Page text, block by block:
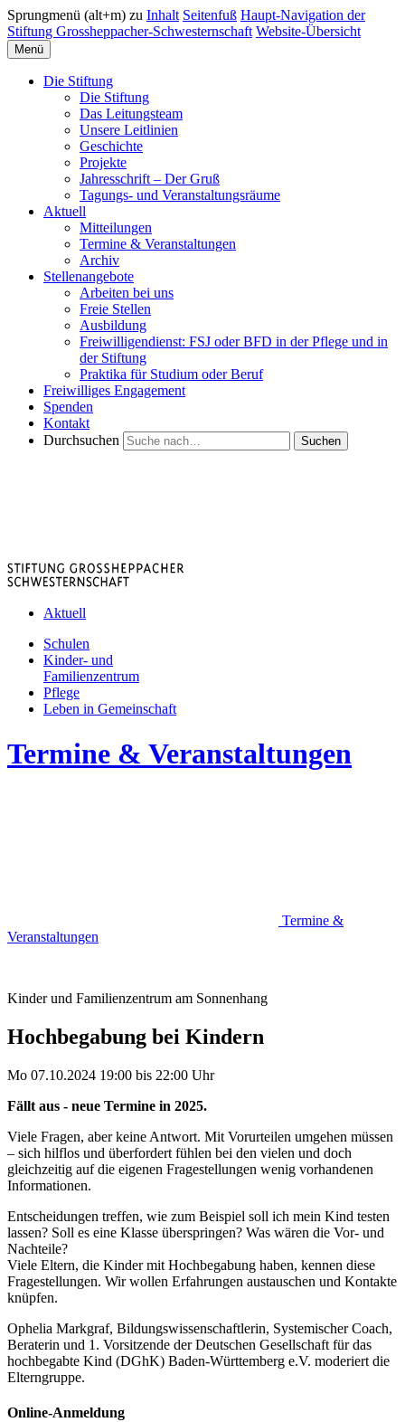
Sprungmenü (alt+m) zu Inhalt Seitenfuß Haupt-Navigation der
Stiftung Grossheppacher-Schwesternschaft Website-Übersicht
Menü
Die Stiftung
Die Stiftung
Das Leitungsteam
Unsere Leitlinien
Geschichte
Projekte
Jahresschrift – Der Gruß
Tagungs- und Veranstaltungsräume
Aktuell
Mitteilungen
Termine & Veranstaltungen
Archiv
Stellenangebote
Arbeiten bei uns
Freie Stellen
Ausbildung
Freiwilligendienst: FSJ oder BFD in der Pflege und in
der Stiftung
Praktika für Studium oder Beruf
Freiwilliges Engagement
Spenden
Kontakt
Durchsuchen
Suchen
Aktuell
Schulen
Kinder- und
Familienzentrum
Pflege
Leben in Gemeinschaft
Termine & Veranstaltungen
Termine &
Veranstaltungen
Kinder und Familienzentrum am Sonnenhang
Hochbegabung bei Kindern
Mo 07.10.2024 19:00 bis 22:00 Uhr
Fällt aus - neue Termine in 2025.
Viele Fragen, aber keine Antwort. Mit Vorurteilen umgehen müssen
– sich hilflos und überfordert fühlen bei den vielen und doch
gleichzeitig auf die eigenen Fragestellungen wenig vorhandenen
Informationen.
Entscheidungen treffen, wie zum Beispiel soll ich mein Kind testen
lassen? Soll es eine Klasse überspringen? Was wären die Vor- und
Nachteile?
Viele Eltern, die Kinder mit Hochbegabung haben, kennen diese
Fragestellungen. Wir wollen Erfahrungen austauschen und Kontakte
knüpfen.
Ophelia Markgraf, Bildungswissenschaftlerin, Systemischer Coach,
Beraterin und 1. Vorsitzende der Deutschen Gesellschaft für das
hochbegabte Kind (DGhK) Baden-Württemberg e.V. moderiert die
Elterngruppe.
Online-Anmeldung